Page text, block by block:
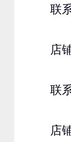
联
店
联
店